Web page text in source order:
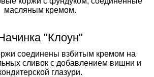
масляным кремом.
"Клоун"
соединены взбитым кремом на
сливок с добавлением вишни и
глазури.